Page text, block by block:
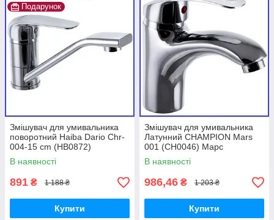
Подарунок
Змішувач для умивальника
поворотний Haiba Dario Chr-
004-15 cm (HB0872)
В наявності
891 ₴ 1 188 ₴
Купити
Змішувач для умивальника
Латунний CHAMPION Mars
001 (CH0046) Марс
В наявності
986,46 ₴ 1 203 ₴
Купити